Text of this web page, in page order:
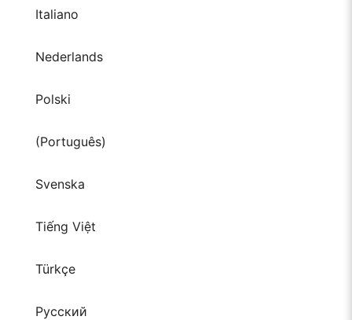
Italiano
Nederlands
Polski
(Português)
Svenska
Tiếng Việt
Türkçe
Русский